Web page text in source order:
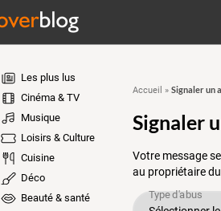
Les plus lus
Cinéma & TV
Musique
Loisirs & Culture
Cuisine
Déco
Beauté & santé
Accueil » Signaler un
Signaler
Votre message
au propriétaire